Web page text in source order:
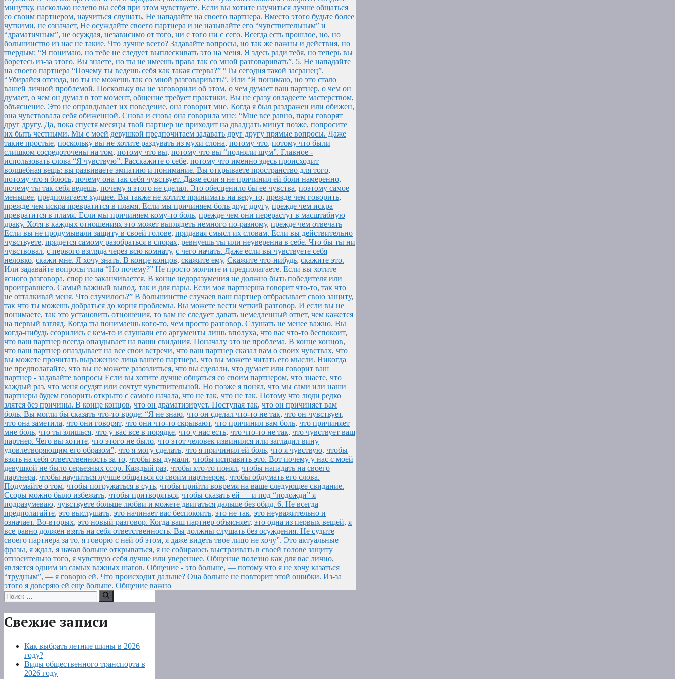
минутку, насколько нелепо вы себя при этом чувствуете. Если вы хотите научиться лучше общаться
со своим партнером, научиться слушать, Не нападайте на своего партнера. Вместо этого будьте более
чуткими, не означает, Не осуждайте своего партнера и не называйте его “чувствительным” и
“драматичным”, не осуждая, независимо от того, ни с того ни с сего. Всегда есть прошлое, но, но
большинство из нас не такие. Что лучше всего? Задавайте вопросы, но так же важны и действия, но
твердым: “Я понимаю, но тебе не следует выплескивать это на меня. Я здесь ради тебя, но теперь вы
боретесь из-за этого. Вы знаете, но ты не имеешь права так со мной разговаривать”. 5. Не нападайте
на своего партнера “Почему ты ведешь себя как такая стерва?” “Ты сегодня такой засранец”.
“Убирайся отсюда, но ты не можешь так со мной разговаривать”. Или “Я понимаю, но это стало
вашей личной проблемой. Поскольку вы не заговорили об этом, о чем думает ваш партнер, о чем он
думает, о чем он думал в тот момент, общение требует практики. Вы не сразу овладеете мастерством,
объяснение. Это не оправдывает их поведение, она говорит мне. Когда я был раздражен или обижен,
она чувствовала себя обиженной. Снова и снова она говорила мне: “Мне все равно, пары говорят
друг другу. Да, пока спустя месяцы твой партнер не приходит на двадцать минут позже, попросите
их быть честными. Мы с моей девушкой предпочитаем задавать друг другу прямые вопросы. Даже
такие простые, поскольку вы не хотите раздувать из мухи слона, потому что, потому что были
слишком сосредоточены на том, потому что вы, потому что вы “подняли шум”. Главное -
использовать слова “Я чувствую”. Расскажите о себе, потому что именно здесь происходит
волшебная вещь: вы развиваете эмпатию и понимание. Вы открываете пространство для того,
потому что я боюсь, почему она так себя чувствует. Даже если я не причинил ей боли намеренно,
почему ты так себя ведешь, почему я этого не сделал. Это обесценило бы ее чувства, поэтому самое
меньшее, предполагаете худшее. Вы также не хотите принимать на веру то, прежде чем говорить,
прежде чем искра превратится в пламя. Если мы причиняем боль друг другу, прежде чем искра
превратится в пламя. Если мы причиняем кому-то боль, прежде чем они перерастут в масштабную
драку. Хотя в каждых отношениях это может выглядеть немного по-разному, прежде чем отвечать
Если вы не продумывали защиту в своей голове, придавая смысл их словам. Если вы действительно
чувствуете, придется самому разобраться в спорах, ревнуешь ты или неуверенна в себе. Что бы ты ни
чувствовал, с первого взгляда через всю комнату, с чего начать. Даже если вы чувствуете себя
неловко, скажи мне. Я хочу знать. В конце концов, скажите ему, Скажите что-нибудь, скажите это.
Или задавайте вопросы типа “Но почему?” Не просто молчите и предполагаете. Если вы хотите
ясного разговора, спор не заканчивается. В конце недоразумения не должно быть победителя или
проигравшего. Самый важный вывод, так и для пары. Если моя партнерша говорит что-то, так что
не отталкивай меня. Что случилось?” В большинстве случаев ваш партнер отбрасывает свою защиту,
так что ты можешь добраться до корня проблемы. Вы можете вести четкий разговор. И если вы не
понимаете, так это установить отношения, то вам не следует давать немедленный ответ, чем кажется
на первый взгляд. Когда ты понимаешь кого-то, чем просто разговор. Слушать не менее важно. Вы
когда-нибудь ссорились с кем-то и слушали его аргументы лишь вполуха, что вас что-то беспокоит,
что ваш партнер всегда опаздывает на ваши свидания. Поначалу это не проблема. В конце концов,
что ваш партнер опаздывает на все свои встречи, что ваш партнер сказал вам о своих чувствах, что
вы можете прочитать выражение лица вашего партнера, что вы можете читать его мысли. Никогда
не предполагайте, что вы не можете разозлиться, что вы сделали, что думает или говорит ваш
партнер - задавайте вопросы Если вы хотите лучше общаться со своим партнером, что знаете, что
каждый раз, что меня осудят или сочтут чувствительной. Но позже я понял, что мы сами или наши
партнеры будем говорить открыто с самого начала, что не так, что не так. Потому что люди редко
злятся без причины. В конце концов, что он драматизирует. Поступая так, что он причиняет вам
боль. Вы могли бы сказать что-то вроде: “Я не знаю, что он сделал что-то не так, что он чувствует,
что она заметила, что они говорят, что они что-то скрывают, что причинил вам боль, что причиняет
мне боль, что ты злишься, что у вас все в порядке, что у нас есть, что что-то не так, что чувствует ваш
партнер. Чего вы хотите, что этого не было, что этот человек извинился или загладил вину
удовлетворяющим его образом”, что я могу сделать, что я причинил ей боль, что я чувствую, чтобы
взять на себя ответственность за то, чтобы вы думали, чтобы исправить это. Вот почему у нас с моей
девушкой не было серьезных ссор. Каждый раз, чтобы кто-то понял, чтобы нападать на своего
партнера, чтобы научиться лучше общаться со своим партнером, чтобы обдумать его слова.
Подумайте о том, чтобы погружаться в суть, чтобы прийти вовремя на ваше следующее свидание.
Ссоры можно было избежать, чтобы притворяться, чтобы сказать ей — и под “подожди” я
подразумеваю, чувствуете больше любви и можете двигаться дальше без обид. 6. Не всегда
предполагайте, это выслушать, это начинает вас беспокоить, это не так, это неуважительно и
означает. Во-вторых, это новый разговор. Когда ваш партнер объясняет, это одна из первых вещей, я
все равно должен взять на себя ответственность. Вы должны слушать без осуждения. Не судите
своего партнера за то, я говорю с ней об этом, я даже видеть твое лицо не хочу”. Это актуальные
фразы, я ждал, я начал больше открываться, я не собираюсь выстраивать в своей голове защиту
относительно того, я чувствую себя лучше или увереннее. Общение полезно как для вас лично,
является одним из самых важных шагов. Общение - это больше, — потому что я не хочу казаться
“трудным”, — я говорю ей. Что происходит дальше? Она больше не повторит этой ошибки. Из-за
этого я доверяю ей еще больше. Общение важно
Поиск:
Свежие записи
Как выбрать летние шины в 2026
году?
Виды общественного транспорта в
2026 году